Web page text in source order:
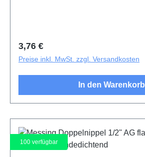
Regulärer Preis:
3,76 €
Preise inkl. MwSt. zzgl. Versandkosten
In den Warenkorb
100 verfügbar